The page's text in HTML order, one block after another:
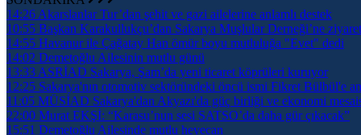
14:26 Akarslanlar Tur’dan şehit ve gazi ailelerine anlamlı destek
10:55 Başkan Karakullukçu’dan Sakarya Muşlular Derneği’ne ziyaret
14:55 Havanur ile Çağatay Han ömür boyu mutluluğa "Evet" dedi
14:02 Demetoğlu Ailesinin mutlu günü
13:33 ASRİAD Sakarya, Şam’da yeni ticaret köprüleri kuruyor
12:25 Sakarya'nın otomotiv sektöründeki öncü ismi Fikret Bülbül'e
11:05 MÜSİAD Sakarya'dan Akyazı'da güç birliği ve ekonomi
22:00 Murat EKŞİ: “Karasu’nun sesi SATSO’da daha gür çıkacak”
15:51 Demetoğlu Ailesinde mutlu heyecan